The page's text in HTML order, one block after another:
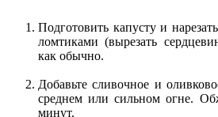
Подготовить капусту и
ломтиками (вырезать
как обычно.
Добавьте сливочное и
среднем или сильном огне.
минут.